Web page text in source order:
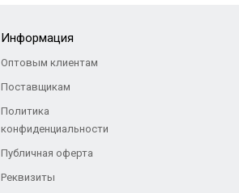
Информация
Оптовым клиентам
Поставщикам
Политика
конфиденциальности
Публичная оферта
Реквизиты